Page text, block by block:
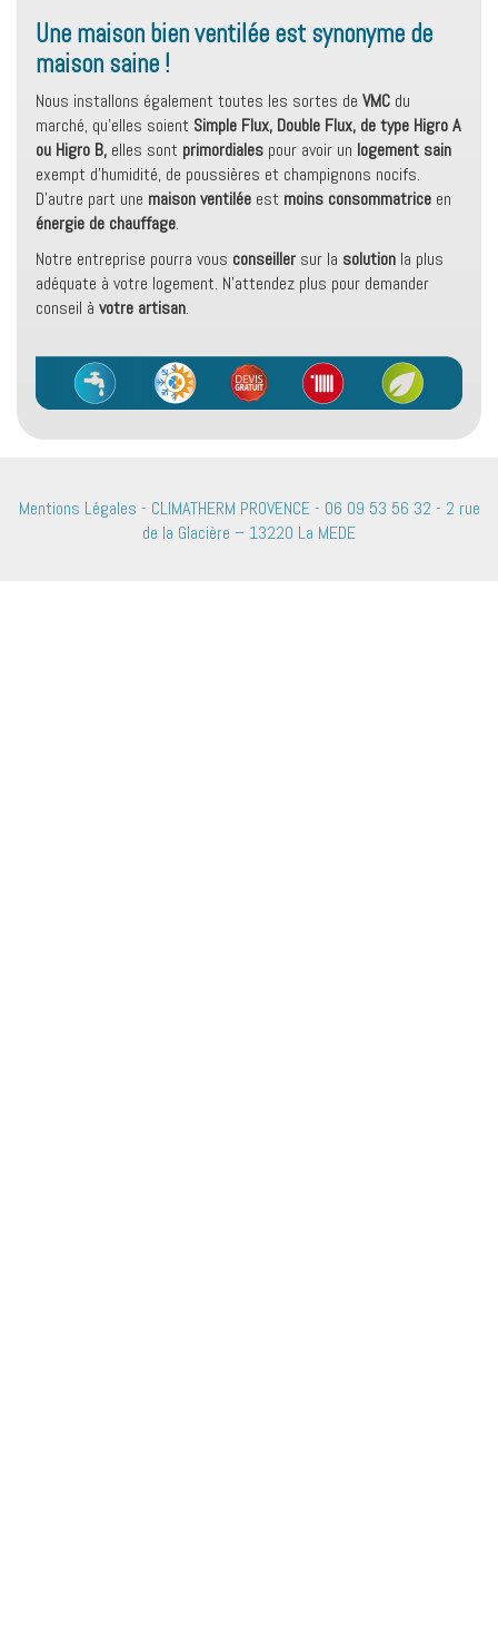
Une maison bien ventilée est synonyme de
maison saine !
Nous installons également toutes les sortes de VMC du
marché, qu’elles soient Simple Flux, Double Flux, de type Higro A
ou Higro B, elles sont primordiales pour avoir un logement sain
exempt d’humidité, de poussières et champignons nocifs.
D’autre part une maison ventilée est moins consommatrice en
énergie de chauffage.
Notre entreprise pourra vous conseiller sur la solution la plus
adéquate à votre logement. N’attendez plus pour demander
conseil à votre artisan.
Mentions Légales - CLIMATHERM PROVENCE - 06 09 53 56 32 - 2 rue
de la Glacière – 13220 La MEDE